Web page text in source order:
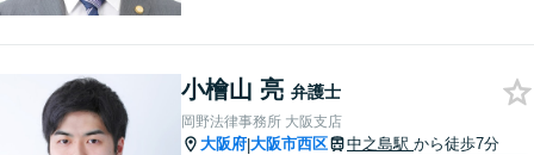
す。男女問題や労働問題な
ど、多岐に渡る分野に力を注
いでおります。ぜひお気軽に
小檜山 亮 弁護士
岡野法律事務所 大阪支店
大阪府|大阪市西区 中之島駅 から徒歩7分